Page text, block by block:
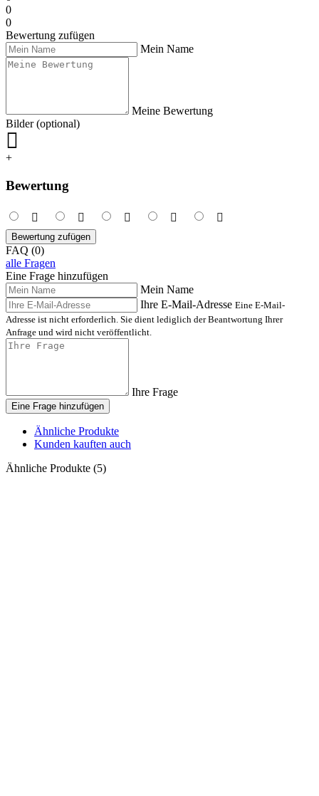
0
0
Bewertung zufügen
Mein Name
Meine Bewertung
Bilder (optional)
+
Bewertung
Bewertung zufügen
FAQ (0)
alle Fragen
Eine Frage hinzufügen
Mein Name
Ihre E-Mail-Adresse Eine E-Mail-
Adresse ist nicht erforderlich. Sie dient lediglich der Beantwortung Ihrer
Anfrage und wird nicht veröffentlicht.
Ihre Frage
Eine Frage hinzufügen
Ähnliche Produkte
Kunden kauften auch
Ähnliche Produkte (5)